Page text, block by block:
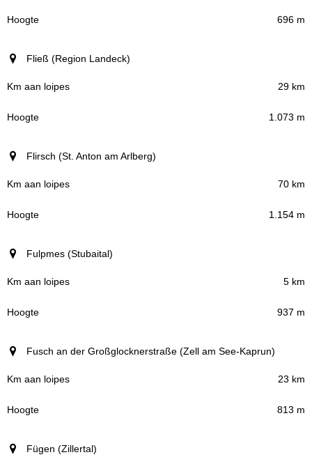
696 m
Fließ (Region Landeck)
29 km
1.073 m
Flirsch (St. Anton am Arlberg)
70 km
1.154 m
Fulpmes (Stubaital)
5 km
937 m
Fusch an der Großglocknerstraße (Zell am See-Kaprun)
23 km
813 m
Fügen (Zillertal)